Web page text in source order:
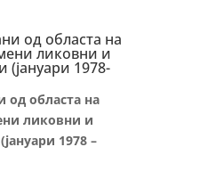
од областа на
ликовни и
(јануари 1978-
од областа на
ликовни и
1978 –